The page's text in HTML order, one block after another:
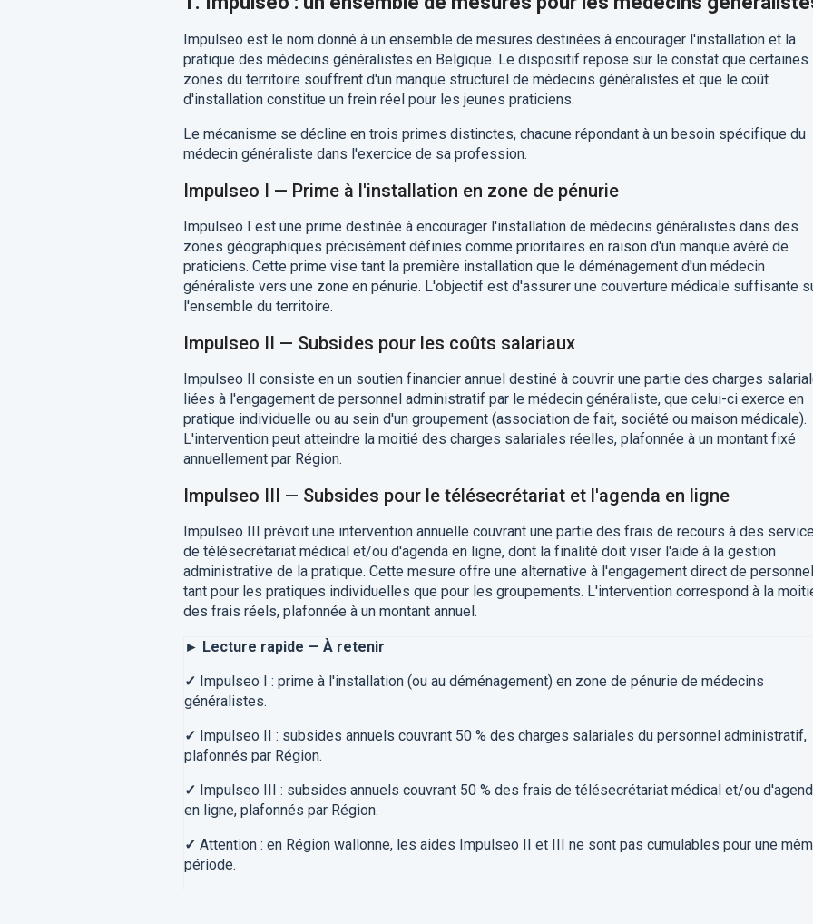
Impulseo est le nom donné à un ensemble de mesures destinées à encourager l'installation et la
pratique des médecins généralistes en Belgique. Le dispositif repose sur le constat que certaines
zones du territoire souffrent d'un manque structurel de médecins généralistes et que le coût
d'installation constitue un frein réel pour les jeunes praticiens.
Le mécanisme se décline en trois primes distinctes, chacune répondant à un besoin spécifique du
médecin généraliste dans l'exercice de sa profession.
Impulseo I — Prime à l'installation en zone de pénurie
Impulseo I est une prime destinée à encourager l'installation de médecins généralistes dans des
zones géographiques précisément définies comme prioritaires en raison d'un manque avéré de
praticiens. Cette prime vise tant la première installation que le déménagement d'un médecin
généraliste vers une zone en pénurie. L'objectif est d'assurer une couverture médicale suffisante
l'ensemble du territoire.
Impulseo II — Subsides pour les coûts salariaux
Impulseo II consiste en un soutien financier annuel destiné à couvrir une partie des charges
liées à l'engagement de personnel administratif par le médecin généraliste, que celui-ci exerce en
pratique individuelle ou au sein d'un groupement (association de fait, société ou maison médicale).
L'intervention peut atteindre la moitié des charges salariales réelles, plafonnée à un montant fixé
annuellement par Région.
Impulseo III — Subsides pour le télésecrétariat et l'agenda en ligne
Impulseo III prévoit une intervention annuelle couvrant une partie des frais de recours à des
de télésecrétariat médical et/ou d'agenda en ligne, dont la finalité doit viser l'aide à la gestion
administrative de la pratique. Cette mesure offre une alternative à l'engagement direct de
tant pour les pratiques individuelles que pour les groupements. L'intervention correspond à la
des frais réels, plafonnée à un montant annuel.
► Lecture rapide — À retenir
✓ Impulseo I : prime à l'installation (ou au déménagement) en zone de pénurie de médecins
généralistes.
✓ Impulseo II : subsides annuels couvrant 50 % des charges salariales du personnel administratif,
plafonnés par Région.
✓ Impulseo III : subsides annuels couvrant 50 % des frais de télésecrétariat médical et/ou
en ligne, plafonnés par Région.
✓ Attention : en Région wallonne, les aides Impulseo II et III ne sont pas cumulables pour une
période.